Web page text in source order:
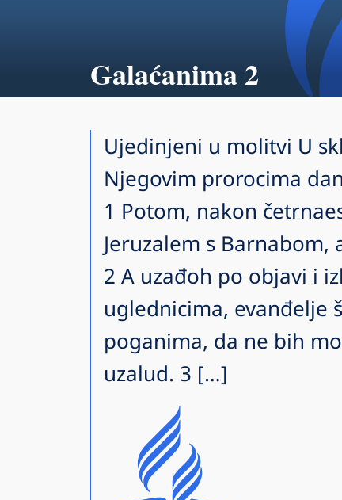
Galaćanima 2
Ujedinjeni u molitvi U
Njegovim prorocima
1 Potom, nakon
Jeruzalem s Barnabom,
2 A uzađoh po objavi i
uglednicima, evanđelje
poganima, da ne bih
uzalud. 3 […]